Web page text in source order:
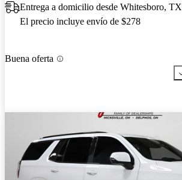
Entrega a domicilio desde Whitesboro, TX
El precio incluye envío de $278
Buena oferta